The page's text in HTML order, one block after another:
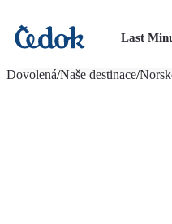
Last
Dovolená/Naše destinace/